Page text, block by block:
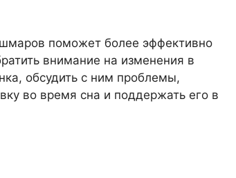
поможет более эффективно
внимание на изменения в
обсудить с ним проблемы,
во время сна и поддержать его в